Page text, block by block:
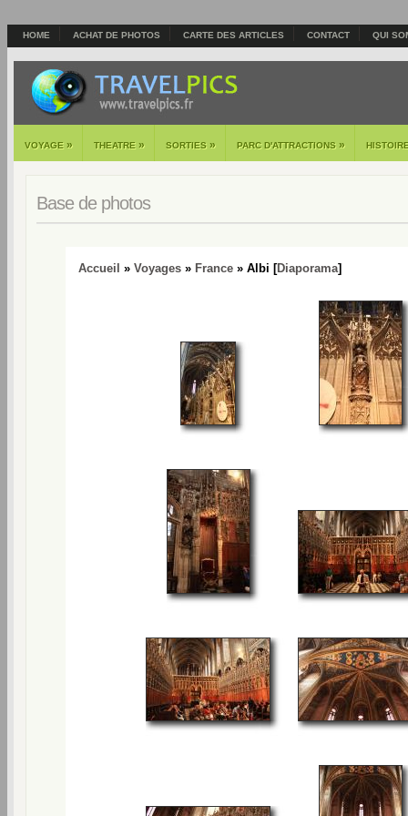
HOME ACHAT DE PHOTOS CARTE DES ARTICLES CONTACT QUI
VOYAGE » THEATRE » SORTIES » PARC D'ATTRACTIONS »
Base de photos
Accueil » Voyages » France » Albi [Diaporama]